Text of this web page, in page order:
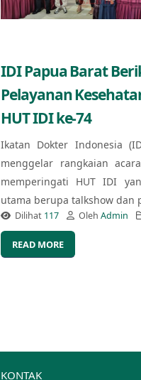
IDI Papua Barat
Pelayanan
HUT IDI ke-74
Ikatan Dokter Indonesia
menggelar rangkaian
memperingati HUT IDI
utama berupa talkshow dan
Dilihat 117 Oleh Admin
READ MORE
KONTAK